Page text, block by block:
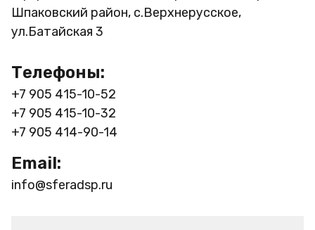
Шпаковский район, с.Верхнерусское,
ул.Батайская 3
Телефоны:
+7 905 415-10-52
+7 905 415-10-32
+7 905 414-90-14
Email:
info@sferadsp.ru